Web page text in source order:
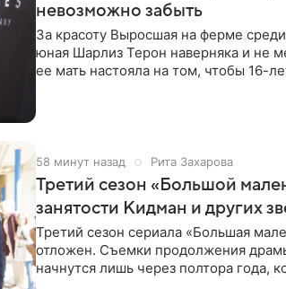
невозможно забыть
За красоту Выросшая на ферме
юная Шарлиз Терон наверняка и не
ее мать настояла на том, чтобы 16-
58 минут назад Рита Захарова
Третий сезон «Большой
занятости Кидман и других
Третий сезон сериала «Большая
отложен. Съемки продолжения
начнутся лишь через полтора года,